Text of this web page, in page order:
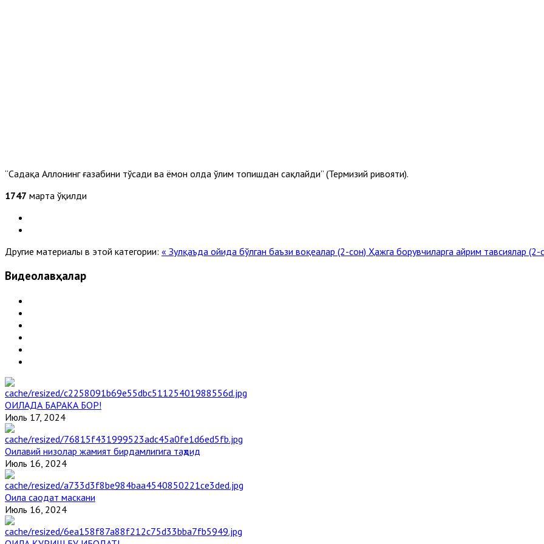
“Садақа Аллоҳнинг ғазабини тўсади ва ёмон ҳолда ўлим топишдан сақлайди” (Термизий ривояти).
1747 марта ўқилди
Другие материалы в этой категории: « Зулқаъда ойида бўлган баъзи воқеалар (2-сон) Ҳажга борувчиларга айрим тавсиялар (2-
Видеолавҳалар
ОИЛАДА БАРАКА БОР!
Июль 17, 2024
Оилавий низолар жамият бирдамлигига таҳдид
Июль 16, 2024
Оила саодат маскани
Июль 16, 2024